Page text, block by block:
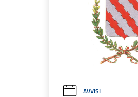
AVVISI